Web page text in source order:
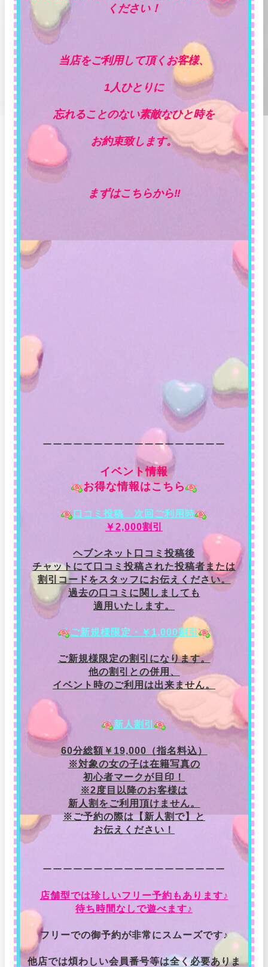
ください！
当店をご利用して頂くお客様、
1人ひとりに
忘れることのない素敵なひと時を
お約束致します。
まずはこちらから‼
ーーーーーーーーーーーーーーーーーー
イベント情報
お得な情報はこちら
口コミ投稿 次回ご利用時
￥2,000割引
ヘブンネット口コミ投稿後
チャットにて口コミ投稿された投稿者または
割引コードをスタッフにお伝えください。
過去の口コミに関しましても
適用いたします。
ご新規様限定・￥1,000割引
ご新規様限定の割引になります。
他の割引との併用、
イベント時のご利用は出来ません。
新人割引
60分総額￥19,000（指名料込）
※対象の女の子は在籍写真の
初心者マークが目印！
※2度目以降のお客様は
新人割をご利用頂けません。
※ご予約の際は【新人割で】と
お伝えください！
ーーーーーーーーーーーーーーーーーー
店舗型では珍しいフリー予約もあります♪
待ち時間なしで遊べます♪
フリーでの御予約が非常にスムーズです♪
他店では煩わしい会員番号等は全く必要ありま